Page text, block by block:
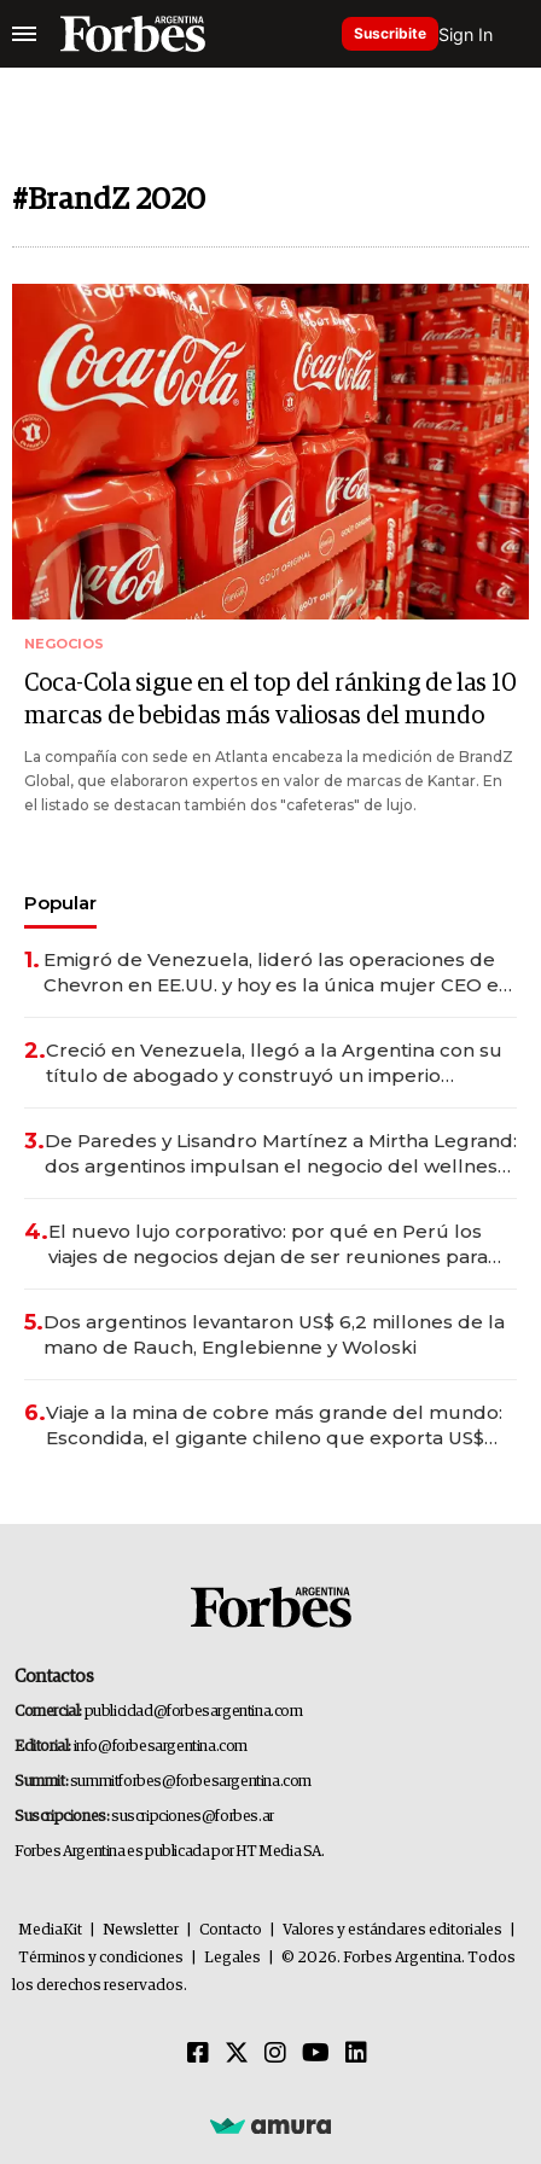
Suscribite Sign In
#BrandZ 2020
NEGOCIOS
Coca-Cola sigue en el top del ránking de las 10
marcas de bebidas más valiosas del mundo
La compañía con sede en Atlanta encabeza la medición de BrandZ
Global, que elaboraron expertos en valor de marcas de Kantar. En
el listado se destacan también dos "cafeteras" de lujo.
Popular
1. Emigró de Venezuela, lideró las operaciones de
Chevron en EE.UU. y hoy es la única mujer CEO en
2.Creció en Venezuela, llegó a la Argentina con su
título de abogado y construyó un imperio
3.De Paredes y Lisandro Martínez a Mirtha Legrand:
dos argentinos impulsan el negocio del wellness
4.El nuevo lujo corporativo: por qué en Perú los
viajes de negocios dejan de ser reuniones para
5.Dos argentinos levantaron US$ 6,2 millones de la
mano de Rauch, Englebienne y Woloski
6.Viaje a la mina de cobre más grande del mundo:
Escondida, el gigante chileno que exporta US$
Contactos
Comercial:publicidad@forbesargentina.com
Editorial:info@forbesargentina.com
Summit:summitforbes@forbesargentina.com
Suscripciones:suscripciones@forbes.ar
Forbes Argentina es publicada por HT Media SA.
MediaKit Newsletter Contacto Valores y estándares editoriales
Términos y condiciones
Legales
© 2026. Forbes Argentina. Todos
los derechos reservados.